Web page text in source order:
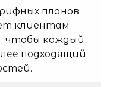
планов.
клиентам
чтобы каждый
подходящий